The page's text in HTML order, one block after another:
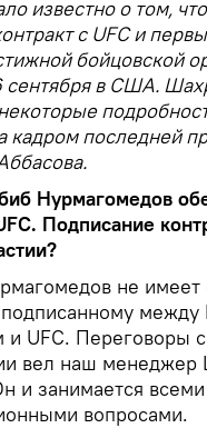
известно о том,
с UFC и
бойцовской
сентября в США.
кадром последней
Нурмагомедов
Подписание
не имеет
подписанному
UFC. Переговоры
вел наш менеджер
и занимается
вопросами.